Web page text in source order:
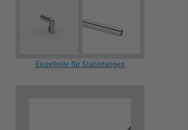
Einzelteile für Stabistangen